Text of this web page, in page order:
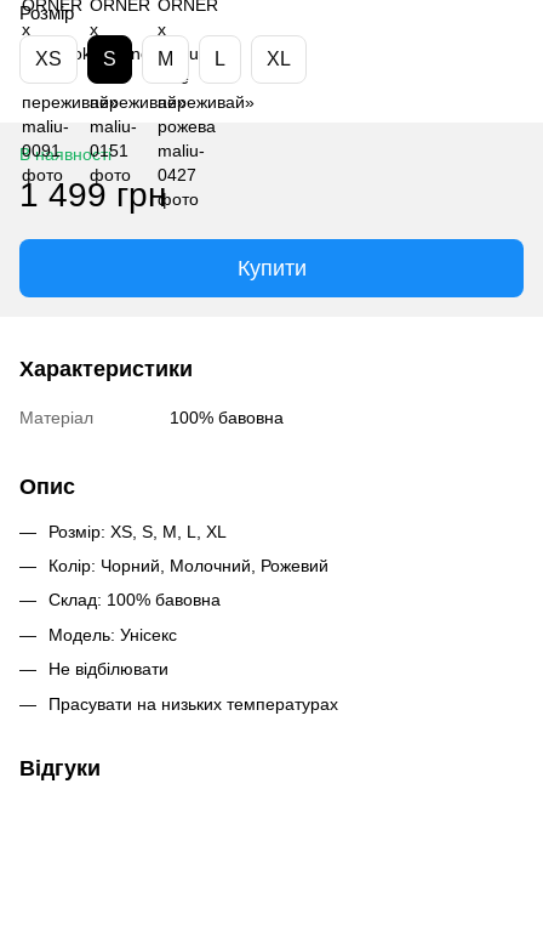
Розмір
XS S M L XL
В наявності
1 499 грн
Купити
Характеристики
Матеріал 100% бавовна
Опис
Розмір: XS, S, M, L, XL
Колір: Чорний, Молочний, Рожевий
Склад: 100% бавовна
Модель: Унісекс
Не відбілювати
Прасувати на низьких температурах
Відгуки